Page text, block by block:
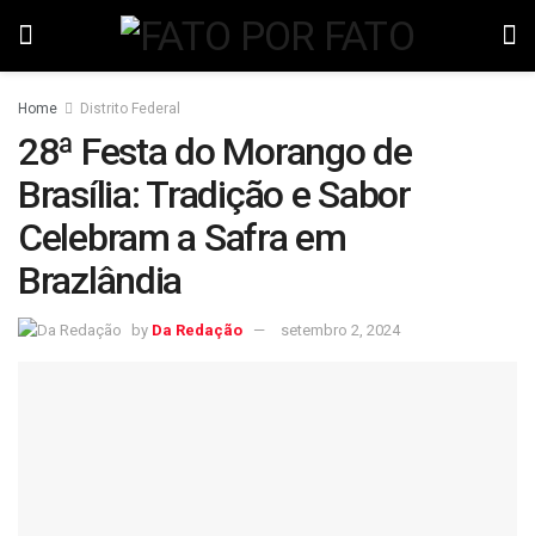
Home Distrito Federal
28ª Festa do Morango de
Brasília: Tradição e Sabor
Celebram a Safra em
Brazlândia
by Da Redação setembro 2, 2024